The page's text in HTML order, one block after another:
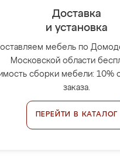
Доставка
и установка
мебель по
Московской области
сборки мебели: 10%
заказа.
ПЕРЕЙТИ В КАТАЛОГ